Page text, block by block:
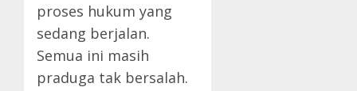
proses hukum yang
sedang berjalan.
Semua ini masih
praduga tak bersalah.